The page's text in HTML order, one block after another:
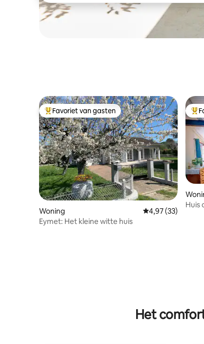
Topfavoriet van gasten
Favoriet van gasten
Woning Gemiddelde
4,97 (33)
Eymet: Het kleine witte huis
Huis
Het